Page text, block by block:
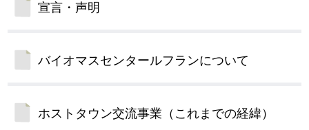
宣言・声明
バイオマスセンタールフランについて
ホストタウン交流事業（これまでの経緯）